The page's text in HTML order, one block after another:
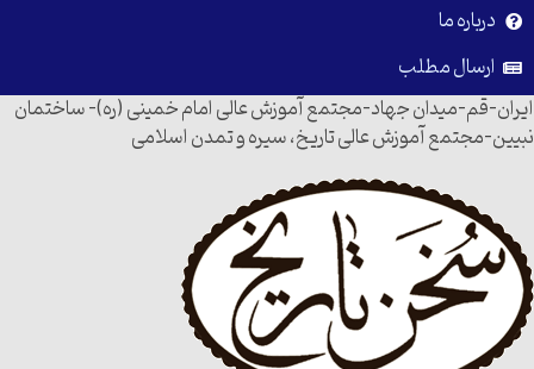
درباره ما
ارسال مطلب
ایران-قم-میدان جهاد-مجتمع آموزش عالی امام خمینی (ره)- ساختمان
نبیین-مجتمع آموزش عالی تاریخ، سیره و تمدن اسلامی